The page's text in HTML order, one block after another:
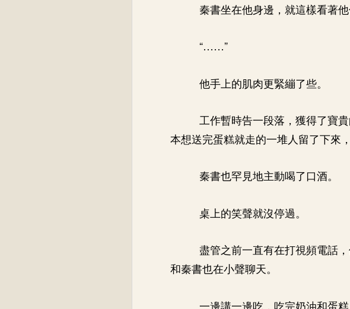
秦書坐在他身邊，就這樣看著
“……”
他手上的肌肉更緊繃了些。
工作暫時告一段落，獲得了寶
本想送完蛋糕就走的一堆人留了下來
秦書也罕見地主動喝了口酒。
桌上的笑聲就沒停過。
盡管之前一直有在打視頻電話
和秦書也在小聲聊天。
一邊講一邊吃，吃完奶油和蛋